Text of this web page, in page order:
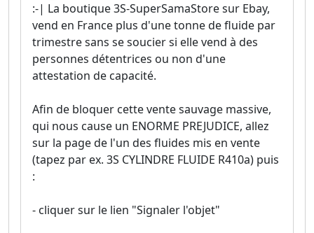
:-| La boutique 3S-SuperSamaStore sur Ebay,
vend en France plus d'une tonne de fluide par
trimestre sans se soucier si elle vend à des
personnes détentrices ou non d'une
attestation de capacité.
Afin de bloquer cette vente sauvage massive,
qui nous cause un ENORME PREJUDICE, allez
sur la page de l'un des fluides mis en vente
(tapez par ex. 3S CYLINDRE FLUIDE R410a) puis
:
- cliquer sur le lien "Signaler l'objet"